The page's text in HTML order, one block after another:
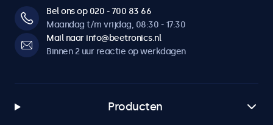
Bel ons op 020 - 700 83 66
Maandag t/m vrijdag, 08:30 - 17:30
Mail naar info@beetronics.nl
Binnen 2 uur reactie op werkdagen
Producten